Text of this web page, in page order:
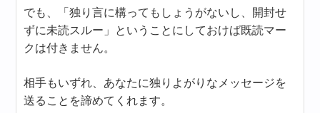
でも、「独り言に構ってもしょうがないし、開封せ
ずに未読スルー」ということにしておけば既読マー
クは付きません。
相手もいずれ、あなたに独りよがりなメッセージを
送ることを諦めてくれます。